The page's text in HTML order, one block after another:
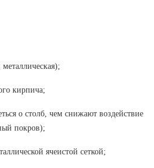
кирпича;
о столб, чем снижают воздействие
покров);
ячеистой сеткой;